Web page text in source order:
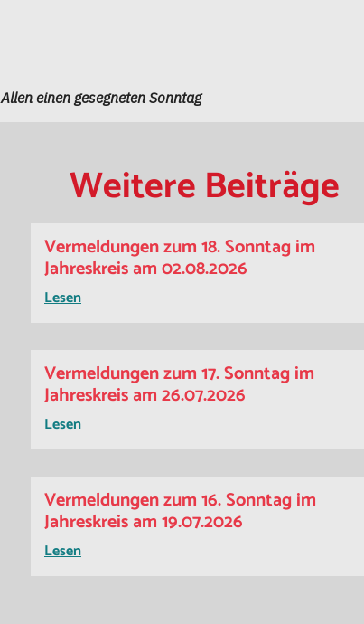
Allen einen gesegneten Sonntag
Weitere Beiträge
Vermeldungen zum 18. Sonntag im
Jahreskreis am 02.08.2026
Lesen
Vermeldungen zum 17. Sonntag im
Jahreskreis am 26.07.2026
Lesen
Vermeldungen zum 16. Sonntag im
Jahreskreis am 19.07.2026
Lesen